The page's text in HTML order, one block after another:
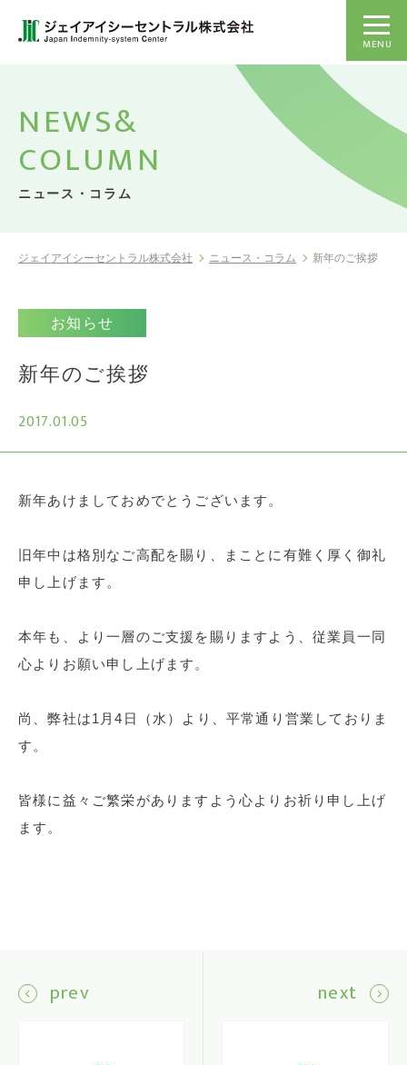
MENU
NEWS&
COLUMN
ニュース・コラム
ジェイアイシーセントラル株式会社 ニュース・コラム 新年のご挨拶
お知らせ
新年のご挨拶
2017.01.05
新年あけましておめでとうございます。
旧年中は格別なご高配を賜り、まことに有難く厚く御礼
申し上げます。
本年も、より一層のご支援を賜りますよう、従業員一同
心よりお願い申し上げます。
尚、弊社は1月4日（水）より、平常通り営業しておりま
す。
皆様に益々ご繁栄がありますよう心よりお祈り申し上げ
ます。
prev next